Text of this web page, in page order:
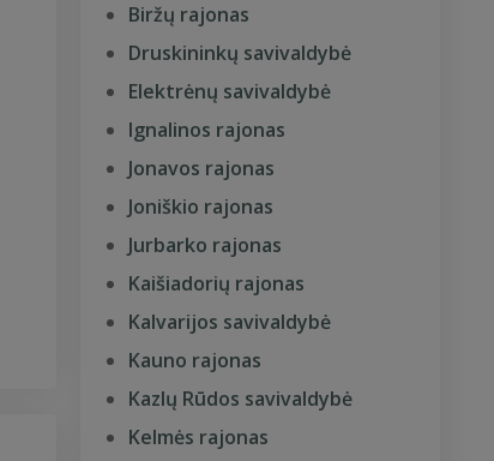
Biržų rajonas
Druskininkų savivaldybė
Elektrėnų savivaldybė
Ignalinos rajonas
Jonavos rajonas
Joniškio rajonas
Jurbarko rajonas
Kaišiadorių rajonas
Kalvarijos savivaldybė
Kauno rajonas
Kazlų Rūdos savivaldybė
Kelmės rajonas